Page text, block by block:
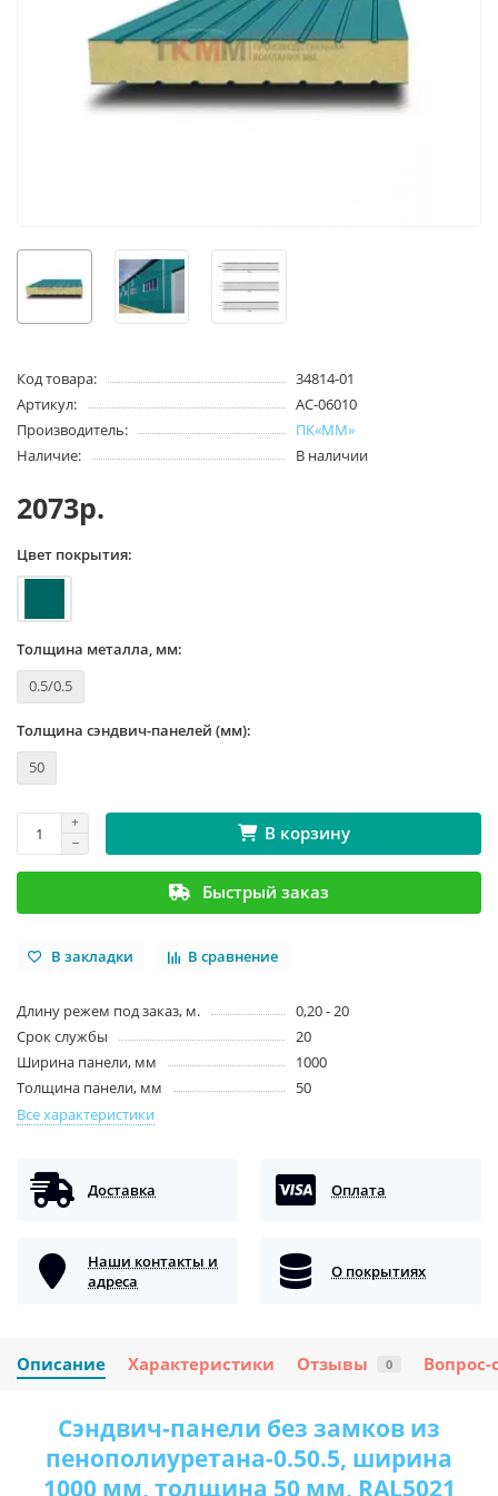
Код товара:
34814-01
Артикул:
AC-06010
Производитель:
ПК«ММ»
Наличие:
В наличии
2073р.
Цвет покрытия:
Толщина металла, мм:
0.5/0.5
Толщина сэндвич-панелей (мм):
50
В корзину
Быстрый заказ
В закладки В сравнение
Длину режем под заказ, м.
0,20 - 20
Срок службы
20
Ширина панели, мм
1000
Толщина панели, мм
50
Все характеристики
Доставка Оплата
Наши контакты и
адреса
О покрытиях
Описание Характеристики Отзывы 0 Вопрос-
Сэндвич-панели без замков из
пенополиуретана-0.50.5, ширина
1000 мм, толщина 50 мм, RAL5021